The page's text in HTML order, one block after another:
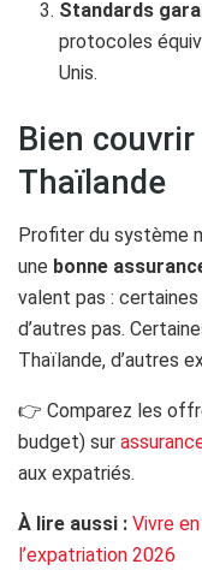
Standards
protocoles
Unis.
Bien
Thaïlande
Profiter du système
une bonne
valent pas :
d’autres pas.
Thaïlande, d’autres
👉 Comparez les
budget) sur
aux expatriés.
À lire aussi : Vivre
l’expatriation 2026